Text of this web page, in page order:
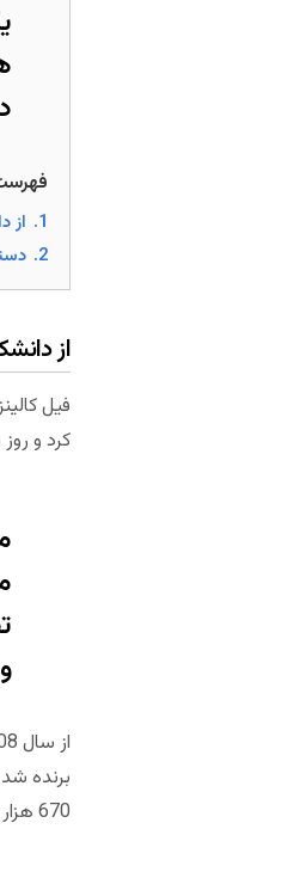
1. از
2.
از
کرد و
670 هزار و 499 دلار رسید. در آن سال فیل در لیست بهترین پوکربازهای آنلاین مجله Card Player در رتبه چهارم قرار گرفت.